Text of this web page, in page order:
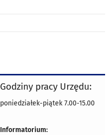
Godziny pracy Urzędu:
poniedziałek-piątek 7.00-15.00
Informatorium: